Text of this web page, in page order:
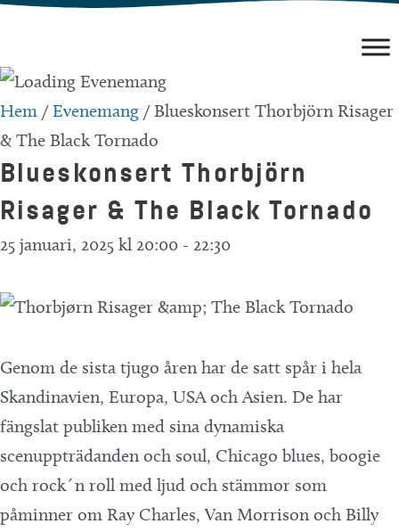
Hoppa
innehåll
Hem /Evenemang / Blueskonsert Thorbjörn Risager
& The Black Tornado
Blueskonsert Thorbjörn
Risager & The Black Tornado
25 januari, 2025 kl 20:00 - 22:30
Genom de sista tjugo åren har de satt spår i hela
Skandinavien, Europa, USA och Asien. De har
fängslat publiken med sina dynamiska
scenuppträdanden och soul, Chicago blues, boogie
och rock´n roll med ljud och stämmor som
påminner om Ray Charles, Van Morrison och Billy